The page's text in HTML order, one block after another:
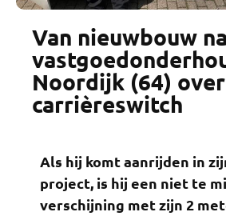
Van nieuwbouw
Noordijk (64)
carrièreswitch
Als hij komt aanrijden in
project, is hij een niet te
verschijning met zijn 2